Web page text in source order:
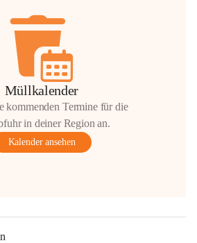
Müllkalender
kommenden Termine für die
in deiner Region an.
Kalender ansehen